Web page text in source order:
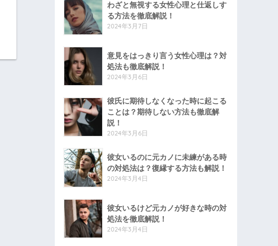
わざと無視する女性心理と仕返しす
る方法を徹底解説！
2024年3月7日
意見をはっきり言う女性心理は？対
処法も徹底解説！
2024年3月6日
彼氏に期待しなくなった時に起こる
ことは？期待しない方法も徹底解
説！
2024年3月6日
彼女いるのに元カノに未練がある時
の対処法は？復縁する方法も解説！
2024年3月4日
彼女いるけど元カノが好きな時の対
処法を徹底解説！
2024年3月4日